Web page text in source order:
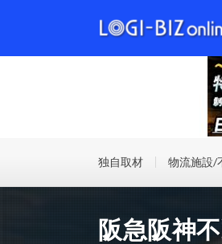
独自取材 物流施設/
阪急阪神